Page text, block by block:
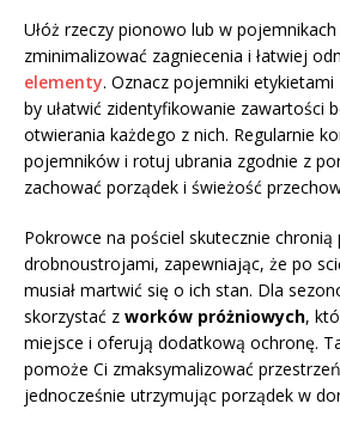
Ułóż rzeczy pionowo lub w
zminimalizować zagniecenia i łatwiej
elementy. Oznacz pojemniki
by ułatwić zidentyfikowanie zawartości
otwierania każdego z nich. Regularnie
pojemników i rotuj ubrania zgodnie z
zachować porządek i świeżość
Pokrowce na pościel skutecznie chronią
drobnoustrojami, zapewniając, że po
musiał martwić się o ich stan. Dla
skorzystać z worków próżniowych,
miejsce i oferują dodatkową ochronę.
pomoże Ci zmaksymalizować
jednocześnie utrzymując porządek w